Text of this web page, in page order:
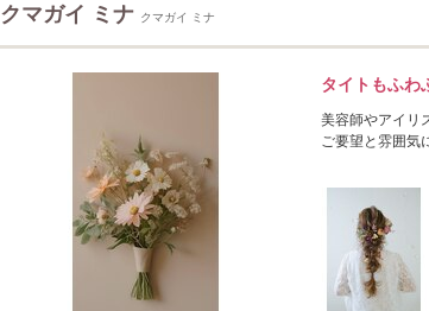
クマガイ ミナ クマガイ ミナ
タイトもふわ
美容師やアイリ
ご要望と雰囲気